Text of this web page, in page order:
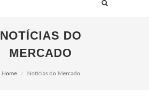
NOTÍCIAS DO
MERCADO
Home Notícias do Mercado